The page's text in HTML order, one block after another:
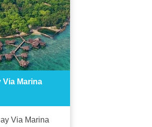
Via Marina
Via Marina